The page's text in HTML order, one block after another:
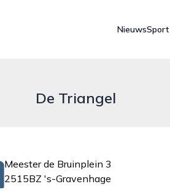
NieuwsSport
De Triangel
Meester de Bruinplein 3
2515BZ 's-Gravenhage